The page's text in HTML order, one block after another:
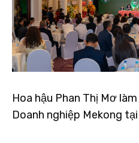
Hoa hậu Phan Thị Mơ
Doanh nghiệp Mekong tại